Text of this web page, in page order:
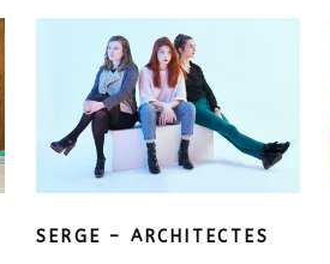
SERGE – ARCHITECTES